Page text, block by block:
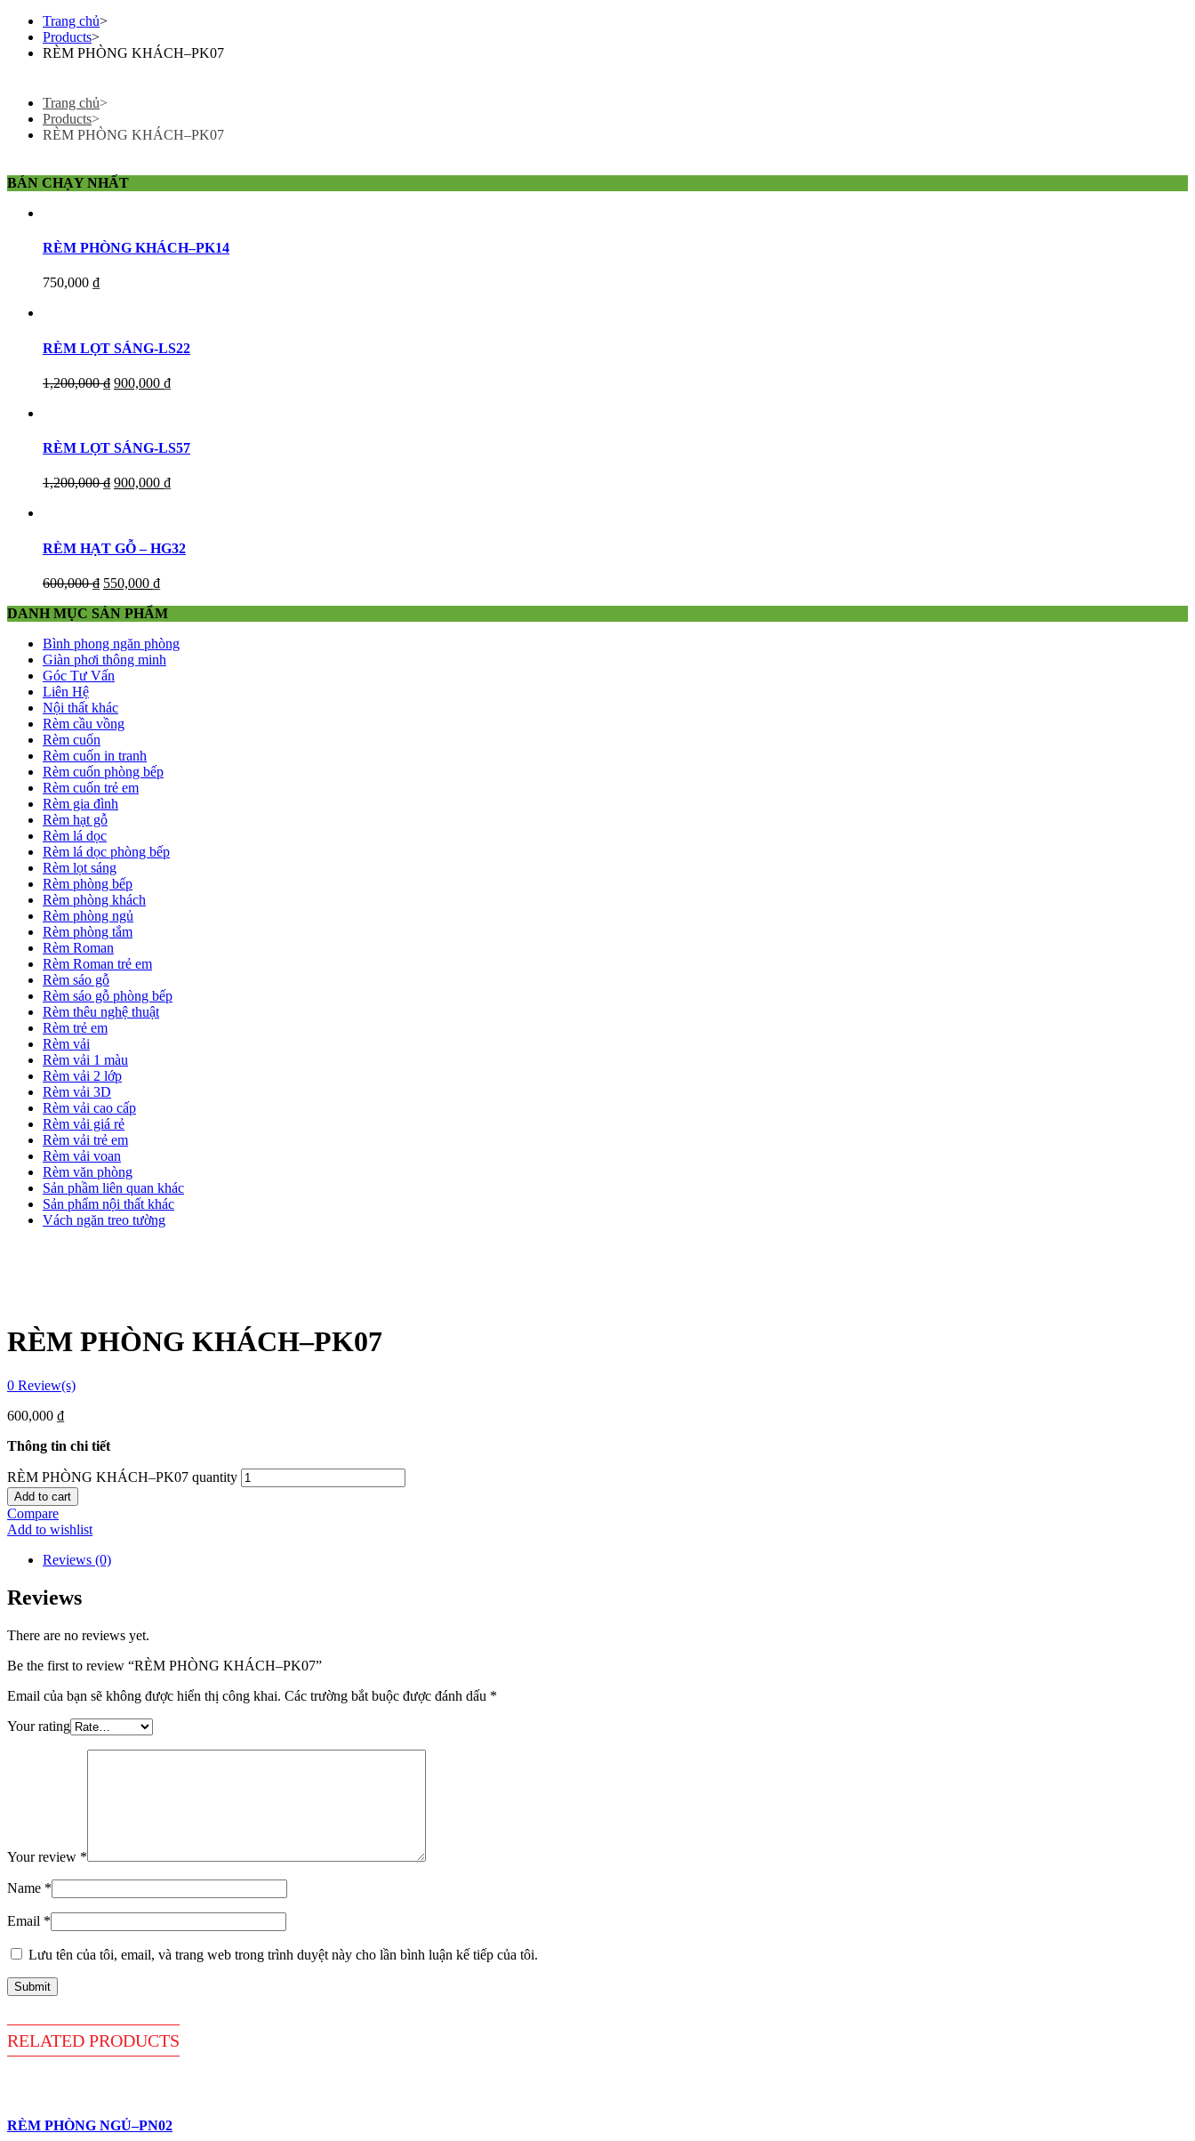
Trang chủ>
Products>
RÈM PHÒNG KHÁCH–PK07
Trang chủ>
Products>
RÈM PHÒNG KHÁCH–PK07
BÁN CHẠY NHẤT
RÈM PHÒNG KHÁCH–PK14
750,000 ₫
RÈM LỌT SÁNG-LS22
1,200,000₫ 900,000 ₫
RÈM LỌT SÁNG-LS57
1,200,000₫ 900,000 ₫
RÈM HẠT GỖ – HG32
600,000₫ 550,000 ₫
DANH MỤC SẢN PHẨM
Bình phong ngăn phòng
Giàn phơi thông minh
Góc Tư Vấn
Liên Hệ
Nội thất khác
Rèm cầu vồng
Rèm cuốn
Rèm cuốn in tranh
Rèm cuốn phòng bếp
Rèm cuốn trẻ em
Rèm gia đình
Rèm hạt gỗ
Rèm lá dọc
Rèm lá dọc phòng bếp
Rèm lọt sáng
Rèm phòng bếp
Rèm phòng khách
Rèm phòng ngủ
Rèm phòng tắm
Rèm Roman
Rèm Roman trẻ em
Rèm sáo gỗ
Rèm sáo gỗ phòng bếp
Rèm thêu nghệ thuật
Rèm trẻ em
Rèm vải
Rèm vải 1 màu
Rèm vải 2 lớp
Rèm vải 3D
Rèm vải cao cấp
Rèm vải giá rẻ
Rèm vải trẻ em
Rèm vải voan
Rèm văn phòng
Sản phầm liên quan khác
Sản phẩm nội thất khác
Vách ngăn treo tường
RÈM PHÒNG KHÁCH–PK07
0 Review(s)
600,000 ₫
Thông tin chi tiết
RÈM PHÒNG KHÁCH–PK07 quantity
Add to cart
Compare
Add to wishlist
Reviews (0)
Reviews
There are no reviews yet.
Be the first to review “RÈM PHÒNG KHÁCH–PK07”
Email của bạn sẽ không được hiển thị công khai. Các trường bắt buộc được đánh dấu *
Your rating
Your review *
Name *
Email *
Lưu tên của tôi, email, và trang web trong trình duyệt này cho lần bình luận kế tiếp của tôi.
RELATED PRODUCTS
RÈM PHÒNG NGỦ–PN02